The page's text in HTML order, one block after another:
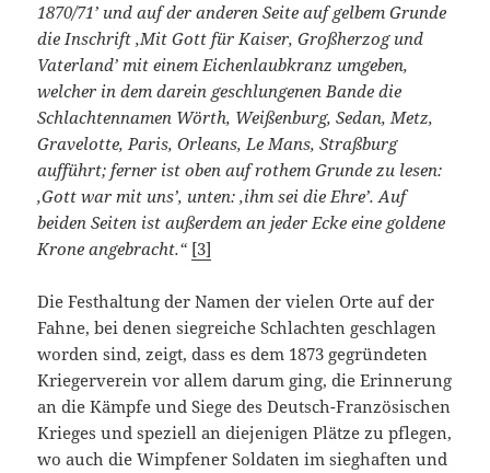
1870/71’ und auf der anderen Seite auf gelbem Grunde
die Inschrift ‚Mit Gott für Kaiser, Großherzog und
Vaterland’ mit einem Eichenlaubkranz umgeben,
welcher in dem darein geschlungenen Bande die
Schlachtennamen Wörth, Weißenburg, Sedan, Metz,
Gravelotte, Paris, Orleans, Le Mans, Straßburg
aufführt; ferner ist oben auf rothem Grunde zu lesen:
‚Gott war mit uns’, unten: ‚ihm sei die Ehre’. Auf
beiden Seiten ist außerdem an jeder Ecke eine goldene
Krone angebracht.“ [3]
Die Festhaltung der Namen der vielen Orte auf der
Fahne, bei denen siegreiche Schlachten geschlagen
worden sind, zeigt, dass es dem 1873 gegründeten
Kriegerverein vor allem darum ging, die Erinnerung
an die Kämpfe und Siege des Deutsch-Französischen
Krieges und speziell an diejenigen Plätze zu pflegen,
wo auch die Wimpfener Soldaten im sieghaften und